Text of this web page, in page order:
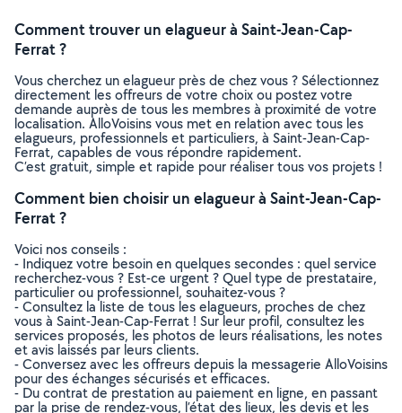
Comment trouver un elagueur à Saint-Jean-Cap-
Ferrat ?
Vous cherchez un elagueur près de chez vous ? Sélectionnez
directement les offreurs de votre choix ou postez votre
demande auprès de tous les membres à proximité de votre
localisation. AlloVoisins vous met en relation avec tous les
elagueurs, professionnels et particuliers, à Saint-Jean-Cap-
Ferrat, capables de vous répondre rapidement.
C’est gratuit, simple et rapide pour réaliser tous vos projets !
Comment bien choisir un elagueur à Saint-Jean-Cap-
Ferrat ?
Voici nos conseils :
- Indiquez votre besoin en quelques secondes : quel service
recherchez-vous ? Est-ce urgent ? Quel type de prestataire,
particulier ou professionnel, souhaitez-vous ?
- Consultez la liste de tous les elagueurs, proches de chez
vous à Saint-Jean-Cap-Ferrat ! Sur leur profil, consultez les
services proposés, les photos de leurs réalisations, les notes
et avis laissés par leurs clients.
- Conversez avec les offreurs depuis la messagerie AlloVoisins
pour des échanges sécurisés et efficaces.
- Du contrat de prestation au paiement en ligne, en passant
par la prise de rendez-vous, l’état des lieux, les devis et les